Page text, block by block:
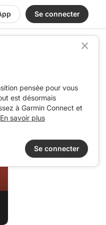
Se connecter
pensée pour vous
est désormais
à Garmin Connect et
En savoir plus
Se connecter